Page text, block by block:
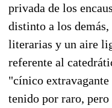
privada de los
distinto a los
literarias y un aire
referente al
"cínico
tenido por raro, pero